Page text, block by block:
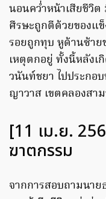
นอนคว่ำหน้าเสียชีวิ
ศีรษะถูกตีด้วยของแ
รอยถูกทุบ หูด้านซ้า
เหตุตกอยู่ ทั้งนี้หลังเ
วนันท์ชยา ไปประกอ
ญาวาส เขตคลองสา
[11 เม.ย.
ฆาตกรรม
จากการสอบถามนา